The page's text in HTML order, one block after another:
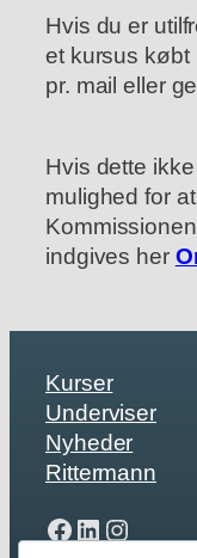
Hvis du er
et kursus købt
pr. mail eller
Hvis dette
mulighed for
indgives her
Kurser
Underviser
Nyheder
Rittermann
Facebook
LinkedIn